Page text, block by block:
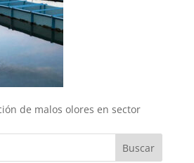
de malos olores en sector